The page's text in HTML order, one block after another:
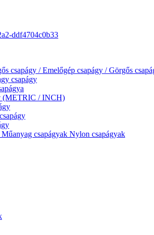
csapágy / Emelőgép csapágy / Görgős
csapágy
(METRIC / INCH)
csapágyak Nylon csapágyak